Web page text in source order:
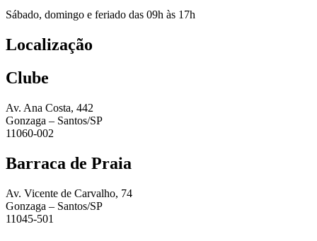
Sábado, domingo e feriado das 09h às 17h
Localização
Clube
Av. Ana Costa, 442
Gonzaga – Santos/SP
11060-002
Barraca de Praia
Av. Vicente de Carvalho, 74
Gonzaga – Santos/SP
11045-501